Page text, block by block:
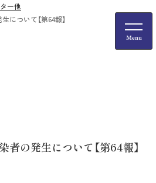
ー他
について【第64報】
の発生について【第64報】